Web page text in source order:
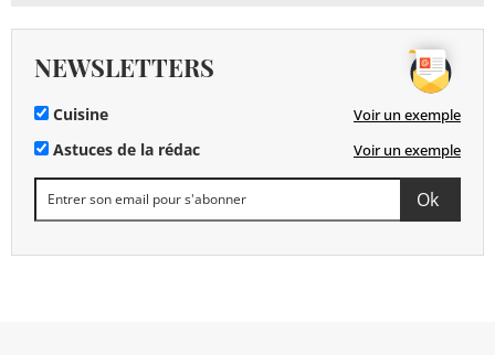
NEWSLETTERS
Cuisine Voir un exemple
Astuces de la rédac Voir un exemple